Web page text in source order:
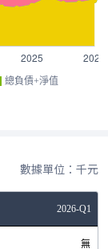
總負債+淨值
數據單位：千元
2026-Q1
無